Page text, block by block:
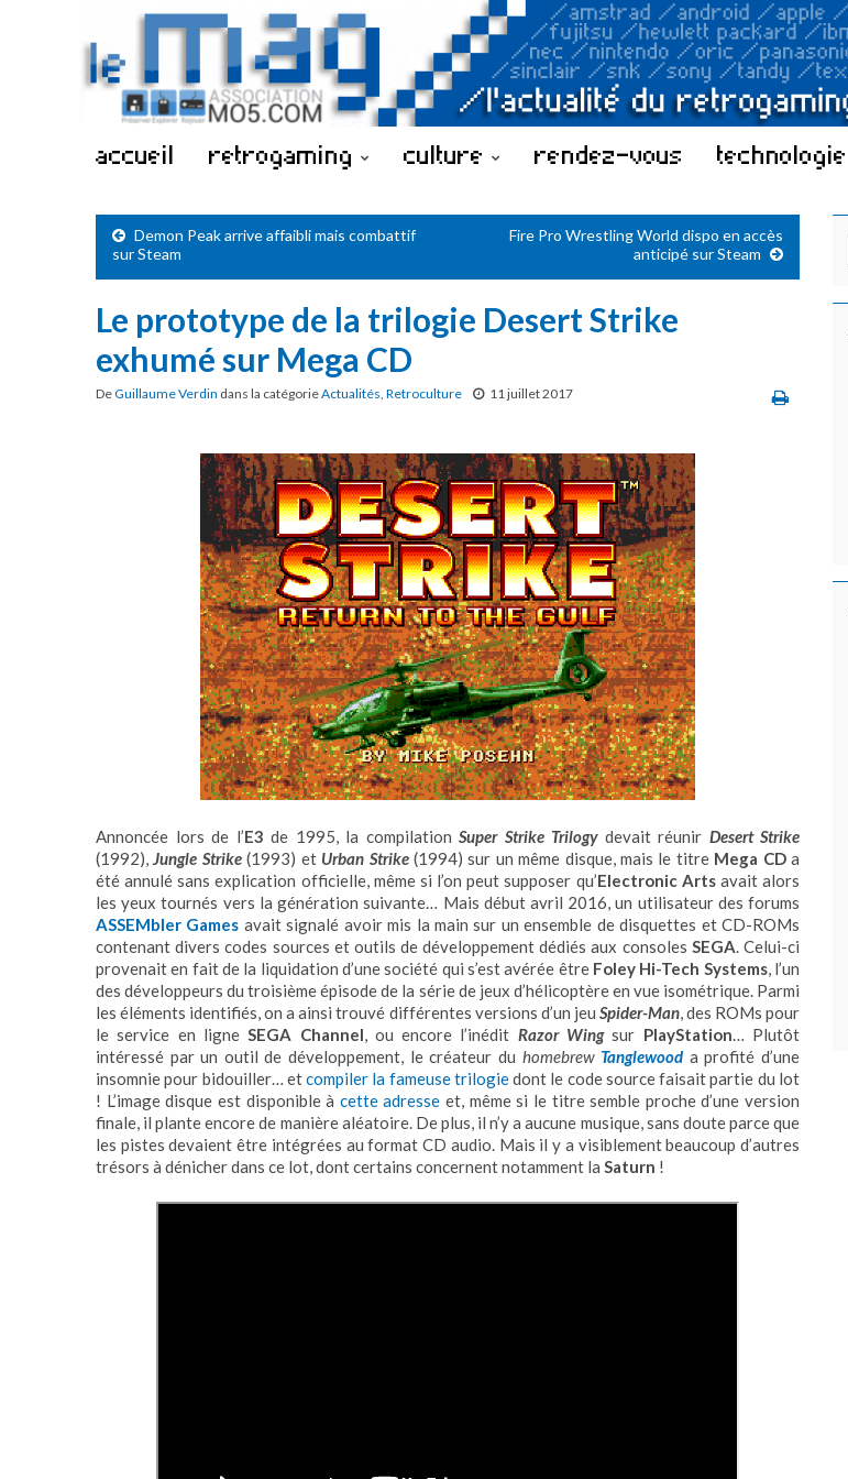
accueil retrogaming culture rendez-vous technologie
Demon Peak arrive affaibli mais combattif
sur Steam
Fire Pro Wrestling World dispo en accès
anticipé sur Steam
Le prototype de la trilogie Desert Strike
exhumé sur Mega CD
DeGuillaume Verdin dans la catégorieActualités, Retroculture 11 juillet 2017
Annoncée lors de l’E3 de 1995, la compilation Super Strike Trilogydevait réunir Desert Strike
(1992), Jungle Strike(1993) et Urban Strike(1994) sur un même disque, mais le titre Mega CDa
été annulé sans explication officielle, même si l’on peut supposer qu’Electronic Artsavait alors
les yeux tournés vers la génération suivante… Mais début avril 2016, un utilisateur des forums
ASSEMbler Games avait signalé avoir mis la main sur un ensemble de disquettes et CD-ROMs
contenant divers codes sources et outils de développement dédiés aux consoles SEGA . Celui-ci
provenait en fait de la liquidation d’une société qui s’est avérée être Foley Hi-Tech Systems, l’un
des développeurs du troisième épisode de la série de jeux d’hélicoptère en vue isométrique. Parmi
les éléments identifiés, on a ainsi trouvé différentes versions d’un jeu Spider-Man, des ROMs pour
le service en ligne SEGA Channel , ou encore l’inédit Razor Wingsur PlayStation … Plutôt
intéressé par un outil de développement, le créateur du homebrew Tanglewood a profité d’une
insomnie pour bidouiller… etcompiler la fameuse trilogiedont le code source faisait partie du lot
! L’image disque est disponible à cette adresse et, même si le titre semble proche d’une version
finale, il plante encore de manière aléatoire. De plus, il n’y a aucune musique, sans doute parce que
les pistes devaient être intégrées au format CD audio. Mais il y a visiblement beaucoup d’autres
trésors à dénicher dans ce lot, dont certains concernent notamment la Saturn !